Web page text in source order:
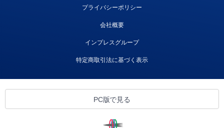
プライバシーポリシー
会社概要
インプレスグループ
特定商取引法に基づく表示
PC版で見る